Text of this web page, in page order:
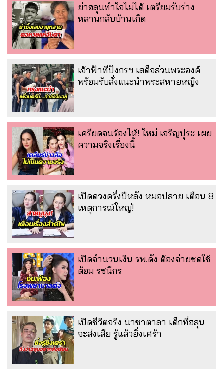
ย่าฮลุนทำใจไม่ได้ เตรียมรับร่าง
หลานกลับบ้านเกิด
เจ้าฟ้าทีปังกรฯ เสด็จส่วนพระองค์
พร้อมรับสั่งแนะนำพระสหายหญิง
เครียดจนร้องไห้! ใหม่ เจริญปุระ เผย
ความจริงเรื่องนี้
เปิดดวงครึ่งปีหลัง หมอปลาย เตือน 8
เหตุการณ์ใหญ่!
เปิดจำนวนเงิน รพ.ดัง ต้องจ่ายชดใช้
ต้อม รชนีกร
เปิดชีวิตจริง นาซาตาลา เด็กที่ฮลุน
จะส่งเสีย รู้แล้วยิ่งเศร้า